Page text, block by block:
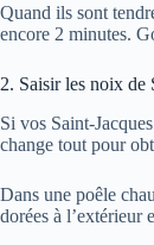
Quand ils sont
encore 2 minutes.
2. Saisir les noix de
Si vos Saint-
change tout pour
Dans une poêle
dorées à l’extérieur